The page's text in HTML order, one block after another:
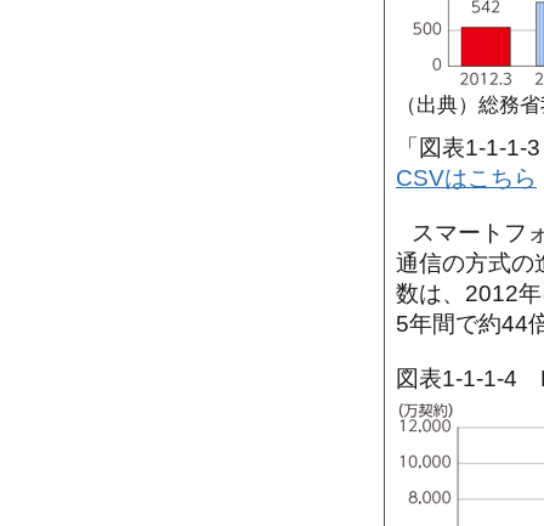
（出典）総務
「図表1-1-
CSVはこちら
スマートフ
通信の方式の
数は、2012
5年間で約44
図表1-1-1-4